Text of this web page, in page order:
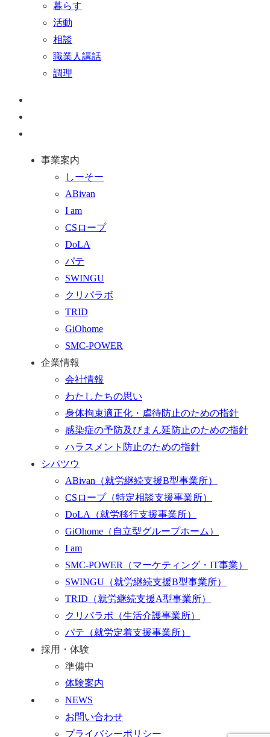
暮らす
活動
相談
職業人講話
調理
事業案内
しーそー
ABivan
I am
CSロープ
DoLA
パテ
SWINGU
クリパラボ
TRID
GiOhome
SMC-POWER
企業情報
会社情報
わたしたちの思い
身体拘束適正化・虐待防止のための指針
感染症の予防及びまん延防止のための指針
ハラスメント防止のための指針
シパツウ
ABivan （就労継続支援B型事業所）
CSロープ （特定相談支援事業所）
DoLA （就労移行支援事業所）
GiOhome （自立型グループホーム）
I am
SMC-POWER （マーケティング・IT事業）
SWINGU （就労継続支援B型事業所）
TRID （就労継続支援A型事業所）
クリパラボ （生活介護事業所）
パテ （就労定着支援事業所）
採用・体験
準備中
体験案内
NEWS
お問い合わせ
プライバシーポリシー